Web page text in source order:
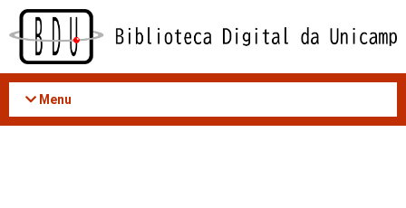
Acessar
conteúdo
Menu